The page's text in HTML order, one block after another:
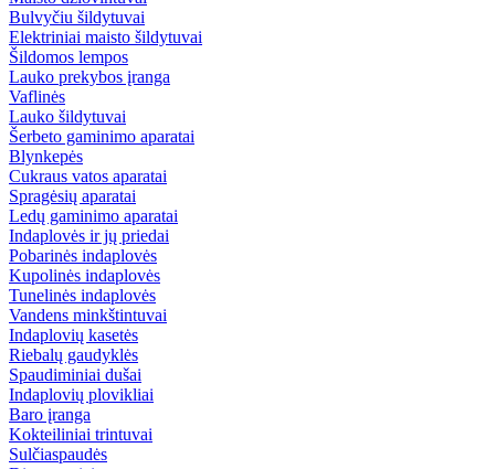
Bulvyčiu šildytuvai
Elektriniai maisto šildytuvai
Šildomos lempos
Lauko prekybos įranga
Vaflinės
Lauko šildytuvai
Šerbeto gaminimo aparatai
Blynkepės
Cukraus vatos aparatai
Spragėsių aparatai
Ledų gaminimo aparatai
Indaplovės ir jų priedai
Pobarinės indaplovės
Kupolinės indaplovės
Tunelinės indaplovės
Vandens minkštintuvai
Indaplovių kasetės
Riebalų gaudyklės
Spaudiminiai dušai
Indaplovių plovikliai
Baro įranga
Kokteiliniai trintuvai
Sulčiaspaudės